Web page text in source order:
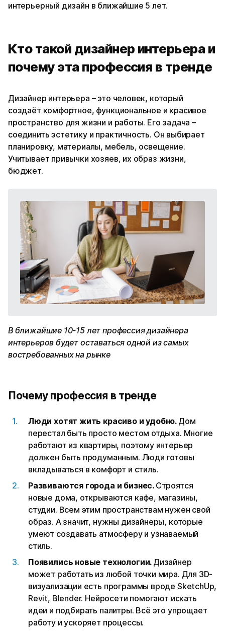
интерьерный дизайн в ближайшие 5 лет.
Кто такой дизайнер интерьера и
почему эта профессия в тренде
Дизайнер интерьера – это человек, который
создаёт комфортное, функциональное и красивое
пространство для жизни и работы. Его задача –
соединить эстетику и практичность. Он выбирает
планировку, материалы, мебель, освещение.
Учитывает привычки хозяев, их образ жизни,
бюджет.
В ближайшие 10-15 лет профессия дизайнера
интерьеров будет оставаться одной из самых
востребованных на рынке
Почему профессия в тренде
Люди хотят жить красиво и удобно. Дом
перестал быть просто местом отдыха. Многие
работают из квартиры, поэтому интерьер
должен быть продуманным. Люди готовы
вкладываться в комфорт и стиль.
Развиваются города и бизнес. Строятся
новые дома, открываются кафе, магазины,
студии. Всем этим пространствам нужен свой
образ. А значит, нужны дизайнеры, которые
умеют создавать атмосферу и узнаваемый
стиль.
Появились новые технологии. Дизайнер
может работать из любой точки мира. Для 3D-
визуализации есть программы вроде SketchUp,
Revit, Blender. Нейросети помогают искать
идеи и подбирать палитры. Всё это упрощает
работу и ускоряет процессы.